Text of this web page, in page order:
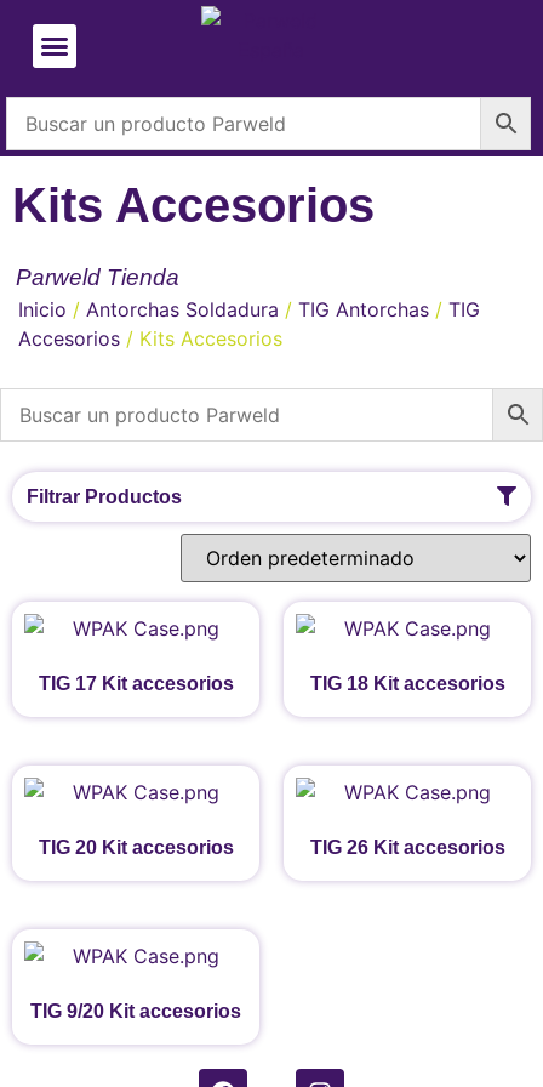
Kits Accesorios
Parweld Tienda
Inicio / Antorchas Soldadura / TIG Antorchas / TIG
Accesorios / Kits Accesorios
Filtrar Productos
TIG 17 Kit accesorios TIG 18 Kit accesorios
TIG 20 Kit accesorios TIG 26 Kit accesorios
TIG 9/20 Kit accesorios